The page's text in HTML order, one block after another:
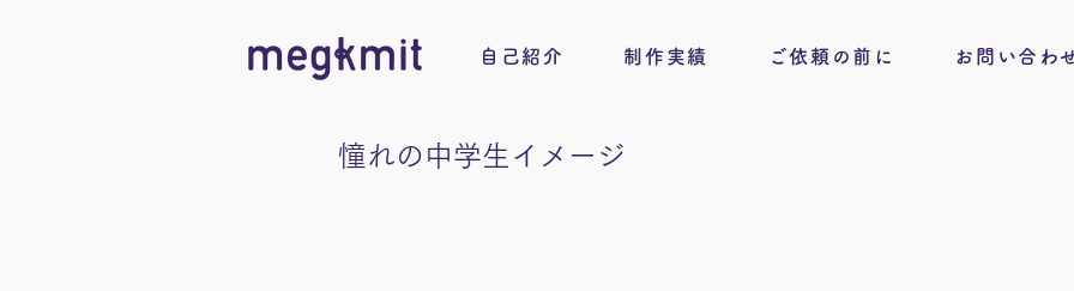
自己紹介 制作実績 ご依頼の前に お問い合わ
憧れの中学生イメージ